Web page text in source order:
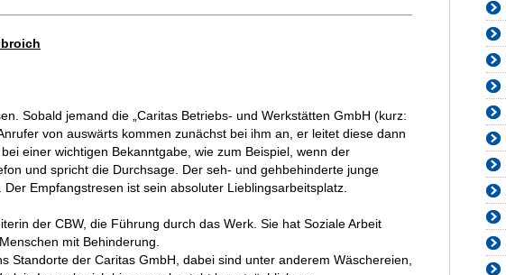
Sobald jemand die „Caritas Betriebs- und Werkstätten GmbH (kurz:
von auswärts kommen zunächst bei ihm an, er leitet diese dann
einer wichtigen Bekanntgabe, wie zum Beispiel, wenn der
und spricht die Durchsage. Der seh- und gehbehinderte junge
Empfangstresen ist sein absoluter Lieblingsarbeitsplatz.
der CBW, die Führung durch das Werk. Sie hat Soziale Arbeit
mit Behinderung.
Standorte der Caritas GmbH, dabei sind unter anderem Wäschereien,